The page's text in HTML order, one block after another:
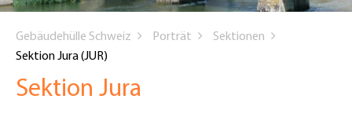
are
Gebäudehülle Schweiz Porträt
Sektionen
Sektion Jura (JUR)
Sektion Jura